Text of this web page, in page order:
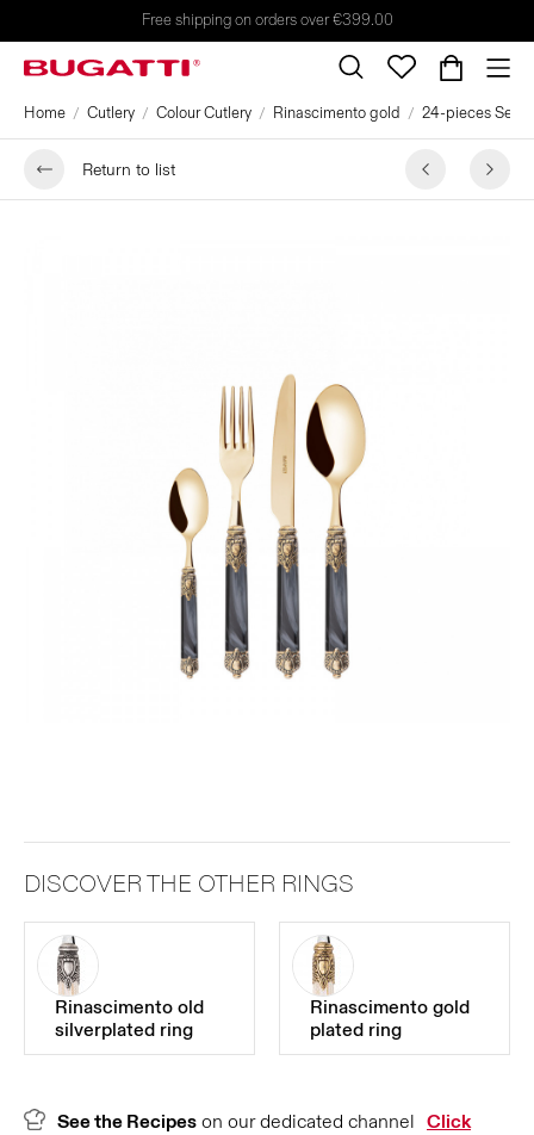
Free shipping on orders over €399.00
Home Cutlery Colour Cutlery Rinascimento gold 24-pieces Set
Return to list
DISCOVER THE OTHER RINGS
Rinascimento old
silverplated ring
Rinascimento gold
plated ring
See the Recipes on our dedicated channel Click